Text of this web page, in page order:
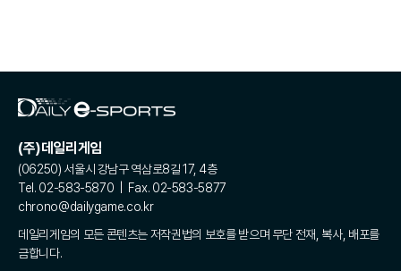
(주)데일리게임
(06250) 서울시 강남구 역삼로8길 17, 4층
Tel. 02-583-5870 | Fax. 02-583-5877
chrono@dailygame.co.kr
데일리게임의 모든 콘텐츠는 저작권법의 보호를 받으며 무단 전재, 복사, 배포를
금합니다.